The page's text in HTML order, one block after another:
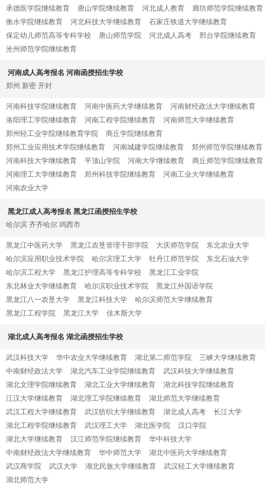
承德医学院继续教育 唐山学院继续教育 河北成人教育
廊坊师范学院继续教育
衡水学院继续教育
河北科技大学继续教育
石家庄铁道大学继续教育
保定幼儿师范高等专科学校
唐山师范学院 河北成人高考
邢台学院继续教育
沧州师范学院继续教育
河南成人高考报名 河南函授招生学校
郑州 新密 开封
河南科技学院继续教育 河南中医药大学继续教育
河南财经政法大学继续教育
洛阳理工学院继续教育
河南工程学院继续教育
河南师范大学继续教育
郑州轻工业学院继续教育学院
商丘学院继续教育
郑州工业应用技术学院继续教育
河南城建学院继续教育
郑州师范学院继续教育
河南科技大学继续教育
平顶山学院 河南大学继续教育
商丘师范学院继续教育
河南理工大学继续教育
郑州科技学院继续教育
河南工业大学继续教育
河南农业大学
黑龙江成人高考报名 黑龙江函授招生学校
哈尔滨 齐齐哈尔 鸡西市
黑龙江中医药大学 黑龙江农垦管理干部学院 大庆师范学院
东北农业大学
哈尔滨应用职业技术学院
哈尔滨理工大学 牡丹江师范学院
东北石油大学
哈尔滨工程大学
黑龙江护理高等专科学校
黑龙江工业学院
东北林业大学继续教育
哈尔滨职业技术学院
黑龙江外国语学院
黑龙江八一农垦大学
黑龙江科技大学
哈尔滨师范大学继续教育
黑龙江工程学院
黑龙江大学 佳木斯大学
湖北成人高考报名 湖北函授招生学校
武汉科技大学 华中农业大学继续教育 湖北第二师范学院
三峡大学继续教育
中南财经政法大学
湖北汽车工业学院继续教育
武汉科技大学继续教育
湖北文理学院继续教育
湖北工业大学继续教育
湖北科技学院继续教育
江汉大学继续教育
湖北理工学院继续教育
湖北师范大学继续教育
武汉工程大学继续教育
武汉纺织大学继续教育 湖北成人高考
长江大学
湖北工程学院继续教育
武汉理工大学 湖北医学院
汉口学院
湖北大学继续教育
汉江师范学院继续教育
华中科技大学
中南财经政法大学继续教育
华中师范大学
湖北中医药大学继续教育
武汉商学院
武汉大学 湖北民族大学继续教育
武汉轻工大学继续教育
湖北师范大学